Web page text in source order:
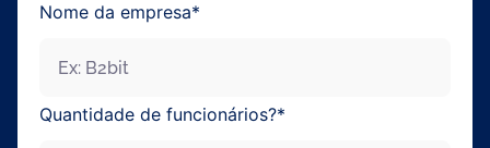
Nome da empresa*
Quantidade de funcionários?*